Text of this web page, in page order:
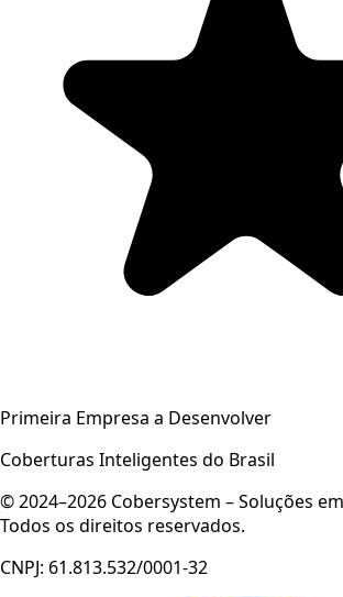
Primeira Empresa a Desenvolver
Coberturas Inteligentes do Brasil
© 2024–2026 Cobersystem – Soluções
Todos os direitos reservados.
CNPJ: 61.813.532/0001-32